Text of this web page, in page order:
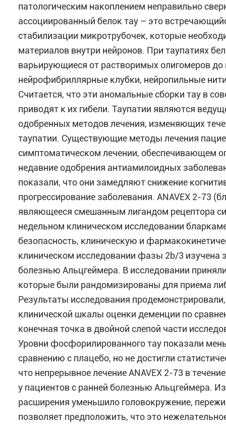
патологическим накоплением неправильно
ассоциированный белок тау – это
стабилизации микротрубочек, которые
материалов внутри нейронов. При таупатиях
варьирующиеся от растворимых олигомеров до
нейрофибриллярные клубки, нейропильные
Считается, что эти аномальные сборки тау в
приводят к их гибели. Таупатии являются
одобренных методов лечения, изменяющих
таупатии. Существующие методы лечения
симптоматическом лечении, обеспечивающем
недавние одобрения антиамилоидных
показали, что они замедляют снижение
прогрессирование заболевания. ANAVEX 2-73
являющееся смешанным лигандом рецептора
недельном клиническом исследовании
безопасность, клиническую и
клиническом исследовании фазы 2b/3 изучена
болезнью Альцгеймера. В исследовании
которые были рандомизированы для приема
Результаты исследования
клинической шкалы оценки деменции по
конечная точка в двойной слепой части
Уровни фосфорилированного тау показали
сравнению с плацебо, но не достигли
что непрерывное лечение ANAVEX 2-73 в
у пациентов с ранней болезнью Альцгеймера.
расширения уменьшило головокружение,
позволяет предположить, что это